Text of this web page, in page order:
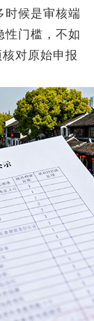
时候是审核端
性门槛，不如
对原始申报